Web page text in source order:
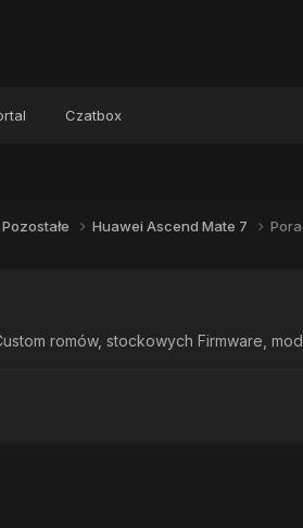
Czatbox
Pozostałe Huawei Ascend Mate 7
romów, stockowych Firmware,